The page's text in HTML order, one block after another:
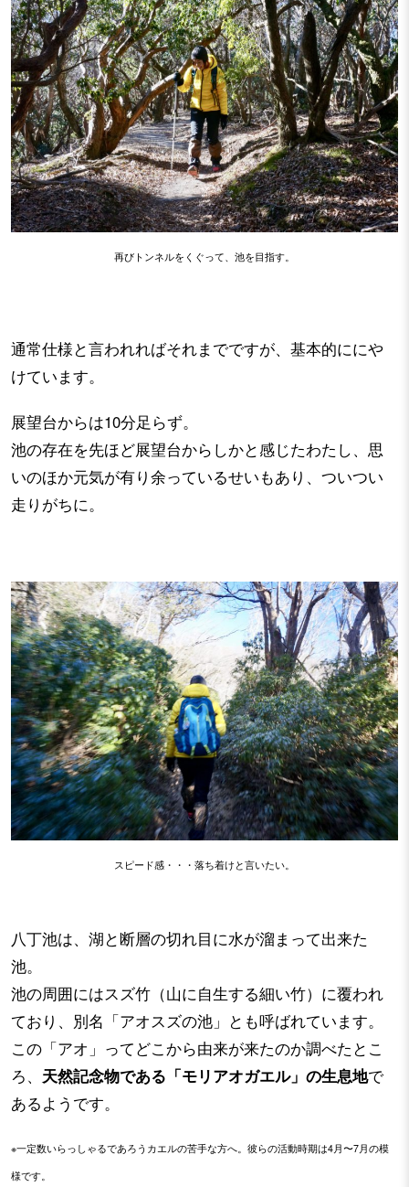
再びトンネルをくぐって、池を目指す。
通常仕様と言われればそれまでですが、基本的ににや
けています。
展望台からは10分足らず。
池の存在を先ほど展望台からしかと感じたわたし、思
いのほか元気が有り余っているせいもあり、ついつい
走りがちに。
スピード感・・・落ち着けと言いたい。
八丁池は、湖と断層の切れ目に水が溜まって出来た
池。
池の周囲にはスズ竹（山に自生する細い竹）に覆われ
ており、別名「アオスズの池」とも呼ばれています。
この「アオ」ってどこから由来が来たのか調べたとこ
ろ、 天然記念物である「モリアオガエル」の生息地で
あるようです。
※一定数いらっしゃるであろうカエルの苦手な方へ。彼らの活動時期は4月〜7月の模
様です。